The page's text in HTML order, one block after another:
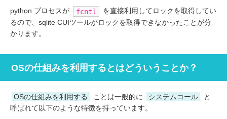
python プロセスが fcntl
を直接利用してロックを取得してい
るので、sqlite CUIツールがロックを取得できなかったことが分
かります。
OSの仕組みを利用するとはどういうことか？
OSの仕組みを利用する ことは一般的に システムコール
と
呼ばれて以下のような特徴を持っています。